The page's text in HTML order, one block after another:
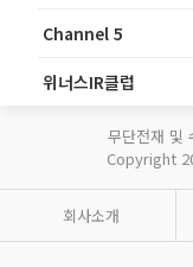
Channel 5
위너스IR클럽
무단전재 및
Copyright
회사소개